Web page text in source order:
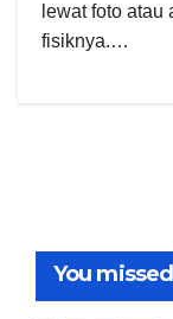
lewat foto atau
fisiknya.…
You missed